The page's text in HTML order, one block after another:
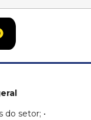
do setor; •